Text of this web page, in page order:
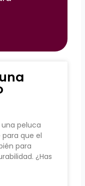
peluca
que el
para
¿Has